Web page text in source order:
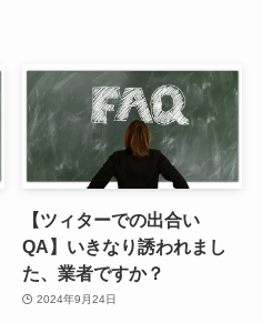
【ツィターでの出合い
QA】いきなり誘われまし
た、業者ですか？
2024年9月24日